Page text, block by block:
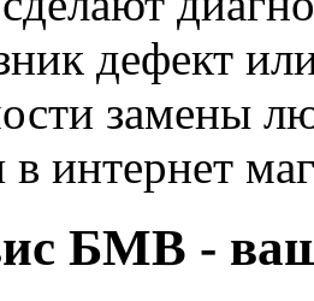
дефект
замены
в интернет
БМВ -